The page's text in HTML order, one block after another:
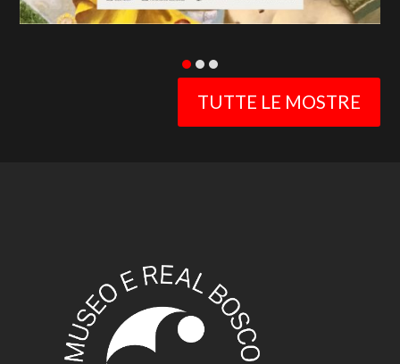
TUTTE LE MOSTRE